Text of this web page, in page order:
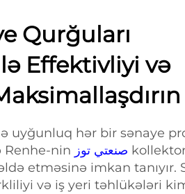
Qurğuları
Effektivliyi və
uyğunluq hər bir sənaye
Renhe-nin
etməsinə imkan tanıyır.
və iş yeri təhlükələri